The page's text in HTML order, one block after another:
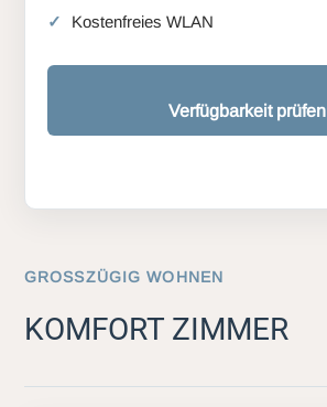
Kostenfreies WLAN
Verfügbarkeit prüfen
GROSSZÜGIG WOHNEN
KOMFORT ZIMMER